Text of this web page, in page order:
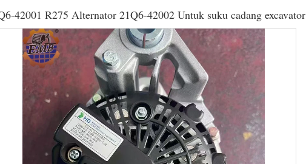
42001 R275 Alternator 21Q6-42002 Untuk suku cadang excavator